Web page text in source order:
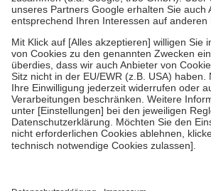
Um das Engagement der Versicherten für ihre
stärken und die besondere Stellung der
fallenkeine Zuzahlungenan bei:
• Kindern und Jugendlichen bis zum
mit Ausnahme der Fahrkosten
• Untersuchungen zur Vorsorge und
GKV getragen werden
• empfohlenen Schutzimpfungen
• Harn- und Blutteststreifen